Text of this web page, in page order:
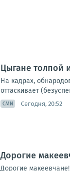
Цыгане толпой
На кадрах,
оттаскивает
СМИ Сегодня, 20:52
Дорогие
Дорогие